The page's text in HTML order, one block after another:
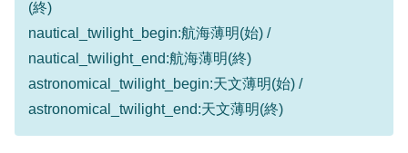
(終)
nautical_twilight_begin:航海薄明(始) /
nautical_twilight_end:航海薄明(終)
astronomical_twilight_begin:天文薄明(始) /
astronomical_twilight_end:天文薄明(終)